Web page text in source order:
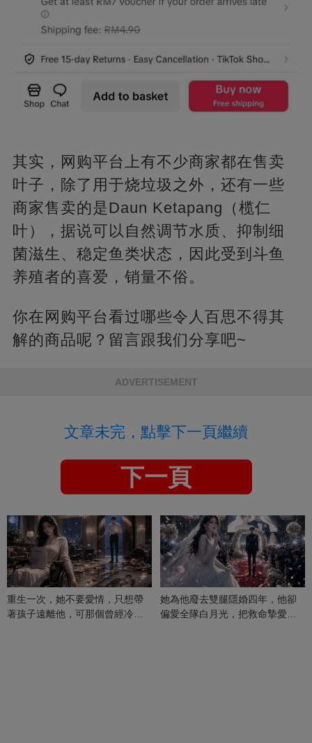
其实，网购平台上有不少商家都在售卖
叶子，除了用于烧垃圾之外，还有一些
商家售卖的是Daun Ketapang（榄仁
叶），据说可以自然调节水质、抑制细
菌滋生、稳定鱼类状态，因此受到斗鱼
养殖者的喜爱，销量不俗。
你在网购平台看过哪些令人百思不得其
解的商品呢？留言跟我们分享吧~
ADVERTISEMENT
文章未完，點擊下一頁繼續
下一頁
重生一次，她不要愛情，只想帶
著孩子遠離他，可那個曾經冷漠
她為他廢去雙腿隱婚四年，他卻
偏愛全隊白月光，把救命摯愛當